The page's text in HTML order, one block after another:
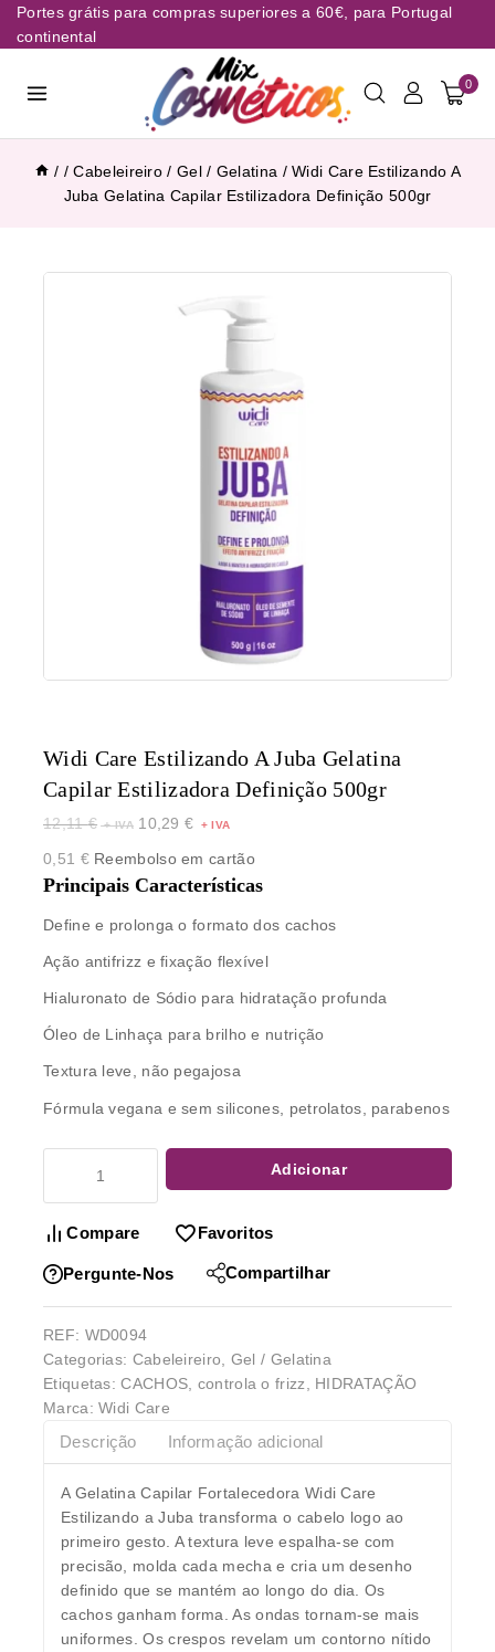
Portes grátis para compras superiores a 60€, para Portugal
continental
0
/ / Cabeleireiro / Gel / Gelatina / Widi Care Estilizando A
Juba Gelatina Capilar Estilizadora Definição 500gr
Widi Care Estilizando A Juba Gelatina
Capilar Estilizadora Definição 500gr
12,11€ 10,29€
0,51 €Reembolso em cartão
Principais Características
Define e prolonga o formato dos cachos
Ação antifrizz e fixação flexível
Hialuronato de Sódio para hidratação profunda
Óleo de Linhaça para brilho e nutrição
Textura leve, não pegajosa
Fórmula vegana e sem silicones, petrolatos, parabenos
Adicionar
Compare Favoritos
Pergunte-Nos Compartilhar
REF: WD0094
Categorias: Cabeleireiro
Gel / Gelatina
Etiquetas:CACHOS controla o frizz
HIDRATAÇÃO
Marca:Widi Care
Descrição Informação adicional
A Gelatina Capilar Fortalecedora Widi Care
Estilizando a Juba transforma o cabelo logo ao
primeiro gesto. A textura leve espalha-se com
precisão, molda cada mecha e cria um desenho
definido que se mantém ao longo do dia. Os
cachos ganham forma. As ondas tornam-se mais
uniformes. Os crespos revelam um contorno nítido